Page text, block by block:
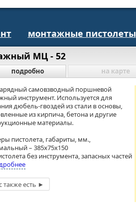
монтажные пистолеты
МЦ - 52
подробно на карте
самовзводный поршневой
инструмент. Используется для
дюбель-гвоздей из стали в основы,
из кирпича, бетона и другие
материалы.
пистолета, габариты, мм.,
– 385x75x150
без инструмента, запасных частей